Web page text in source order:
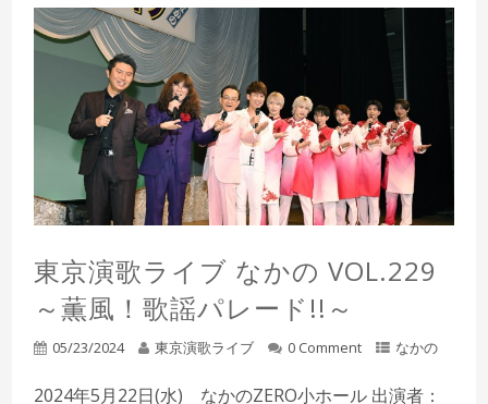
東京演歌ライブ なかの VOL.229
～薫風！歌謡パレード!!～
05/23/2024 東京演歌ライブ 0 Comment なかの
2024年5月22日(水) なかのZERO小ホール 出演者：